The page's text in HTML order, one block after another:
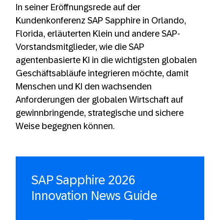
In seiner Eröffnungsrede auf der
Kundenkonferenz SAP Sapphire in Orlando,
Florida, erläuterten Klein und andere SAP-
Vorstandsmitglieder, wie die SAP
agentenbasierte KI in die wichtigsten globalen
Geschäftsabläufe integrieren möchte, damit
Menschen und KI den wachsenden
Anforderungen der globalen Wirtschaft auf
gewinnbringende, strategische und sichere
Weise begegnen können.
SAP Sapphire 2026
Innovation News Guide